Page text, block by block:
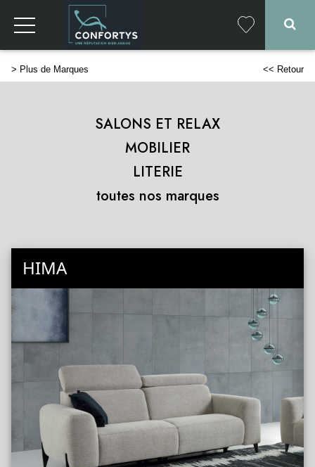
> Plus de Marques << Retour
SALONS ET RELAX
MOBILIER
LITERIE
toutes nos marques
HIMA